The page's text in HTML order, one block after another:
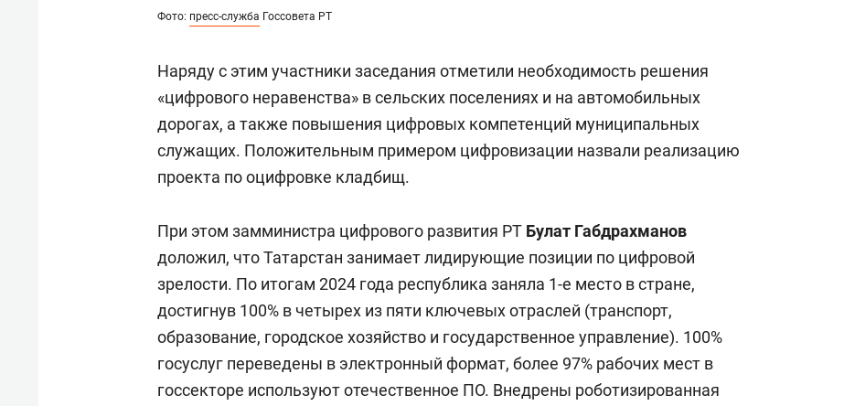
Фото: пресс-служба Госсовета РТ
Наряду с этим участники заседания отметили необходимость решения
«цифрового неравенства» в сельских поселениях и на автомобильных
дорогах, а также повышения цифровых компетенций муниципальных
служащих. Положительным примером цифровизации назвали реализацию
проекта по оцифровке кладбищ.
При этом замминистра цифрового развития РТ Булат Габдрахманов
доложил, что Татарстан занимает лидирующие позиции по цифровой
зрелости. По итогам 2024 года республика заняла 1-е место в стране,
достигнув 100% в четырех из пяти ключевых отраслей (транспорт,
образование, городское хозяйство и государственное управление). 100%
госуслуг переведены в электронный формат, более 97% рабочих мест в
госсекторе используют отечественное ПО. Внедрены роботизированная